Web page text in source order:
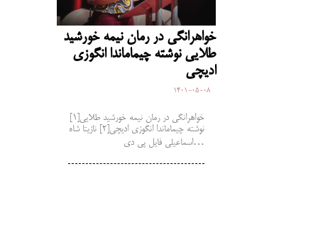
خواهرانگی در رمان نیمه خورشید
طلایی نوشته چیماماندا انگوزی
ادیچی
1401-05-08
نوشته چیماماندا انگوزی ادیچی[2] نازیتا شاه
اسماعیلی فایل پی دی…